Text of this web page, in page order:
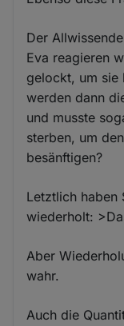
Der
Eva reagieren
gelockt, um sie
werden dann
und musste
sterben, um
besänftigen?
Letztlich haben
wiederholt:
Aber
wahr.
Auch die